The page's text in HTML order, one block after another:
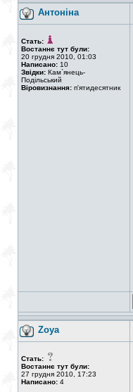
Антоніна
Стать:
Востаннє тут були:
20 грудня 2010, 01:03
Написано: 10
Звідки: Кам`янець-
Подільський
Віровизнання: п'ятидесятник
Zoya
Стать:
Востаннє тут були:
27 грудня 2010, 17:23
Написано: 4